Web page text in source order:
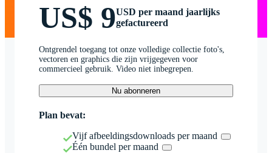
US$ 9USD per maand jaarlijks
gefactureerd
Ontgrendel toegang tot onze volledige collectie foto's,
vectoren en graphics die zijn vrijgegeven voor
commercieel gebruik. Video niet inbegrepen.
Nu abonneren
Plan bevat:
Vijf afbeeldingsdownloads per maand
Één bundel per maand